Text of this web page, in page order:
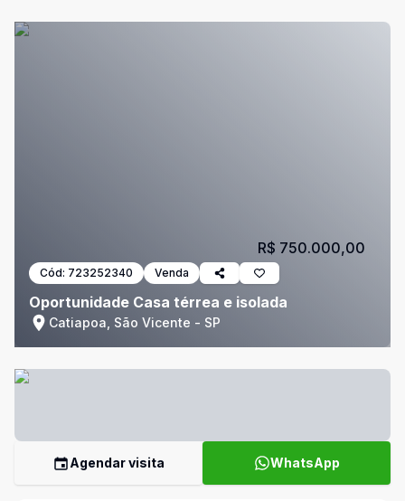
Cód: 723252340 Venda
Oportunidade Casa térrea e isolada
Catiapoa, São Vicente - SP
R$ 750.000,00
Agendar visita WhatsApp